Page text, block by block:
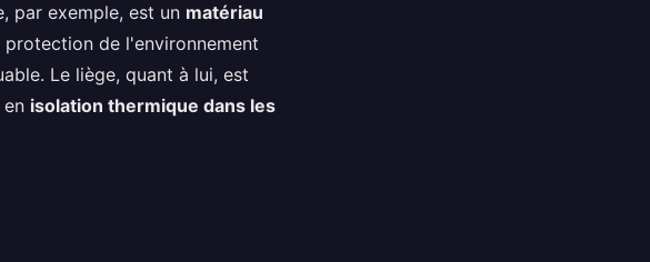
par exemple, est un matériau
de l'environnement
Le liège, quant à lui, est
isolation thermique dans les